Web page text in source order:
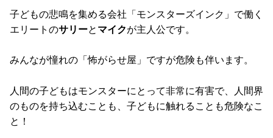
子どもの悲鳴を集める会社「モンスターズインク」で働く
エリートのサリーと マイクが主人公です。
みんなが憧れの「怖がらせ屋」ですが危険も伴います。
人間の子どもはモンスターにとって非常に有害で、人間界
のものを持ち込むことも、子どもに触れることも危険なこ
と！